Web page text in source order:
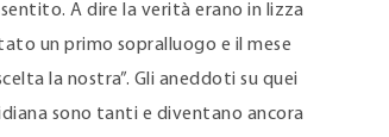
A dire la verità erano in lizza
un primo sopralluogo e il mese
la nostra”. Gli aneddoti su quei
sono tanti e diventano ancora